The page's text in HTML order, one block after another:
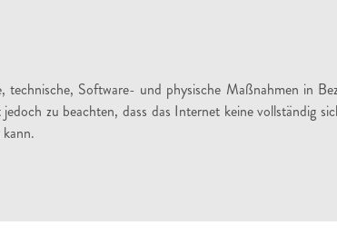
technische, Software- und physische Maßnahmen in
zu beachten, dass das Internet keine vollständig